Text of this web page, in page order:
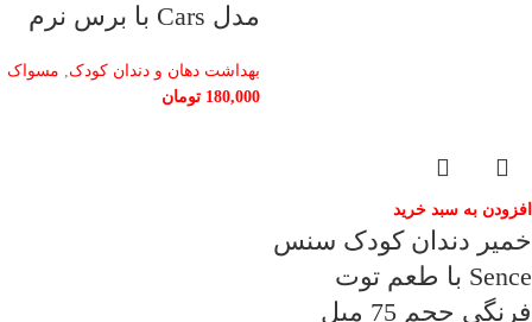
افزودن به سبد خرید
خمیر دندان کودک سنس
Sence با طعم توت
فرنگی حجم 75 میل
مدل Cars با برس نرم
بهداشت دهان و دندان کودک, مسواک
180,000 تومان